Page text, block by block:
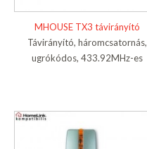
MHOUSE TX3 távirányító
Távirányító, háromcsatornás,
ugrókódos, 433.92MHz-es